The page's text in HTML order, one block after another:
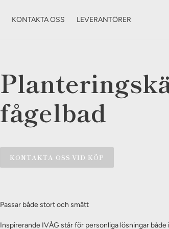
KONTAKTA OSS LEVERANTÖRER
fågelbad
KONTAKTA OSS VID KÖP
produkten
i
Passar både stort och smått
Inspirerande IVÅG står för personliga lösningar